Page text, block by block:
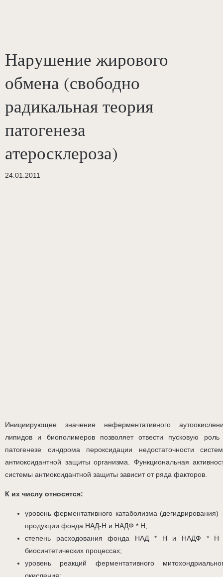
Нарушение жирового
обмена (свободно
радикальная теория
патогенеза
атеросклероза)
24.01.2011
Инициирующее значение неферментативного
липидов и биополимеров позволяет отвести пусковую роль
патогенезе синдрома пероксидации недостаточности
антиоксидантной защиты организма. Функциональная
системы антиоксидантной защиты зависит от ряда факторов.
К их числу относятся:
уровень ферментативного катаболизма
продукции фонда НАД-Н и НАДФ * Н;
степень расходования фонда НАД * Н и НАДФ * Н
биосинтетических процессах;
уровень реакций ферментативного